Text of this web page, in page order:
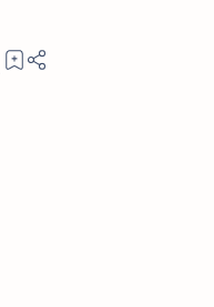
1